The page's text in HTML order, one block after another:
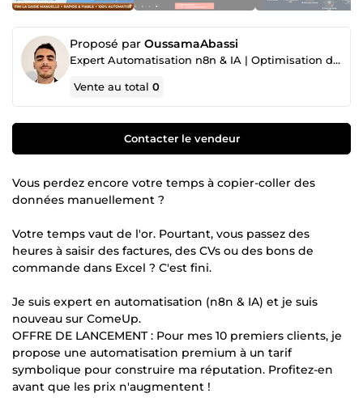
Proposé par OussamaAbassi
Expert Automatisation n8n & IA | Optimisation de Processus & Data
Vente au total0
Contacter le vendeur
Vous perdez encore votre temps à copier-coller des
données manuellement ?
Votre temps vaut de l'or. Pourtant, vous passez des
heures à saisir des factures, des CVs ou des bons de
commande dans Excel ? C'est fini.
Je suis expert en automatisation (n8n & IA) et je suis
nouveau sur ComeUp.
OFFRE DE LANCEMENT : Pour mes 10 premiers clients, je
propose une automatisation premium à un tarif
symbolique pour construire ma réputation. Profitez-en
avant que les prix n'augmentent !